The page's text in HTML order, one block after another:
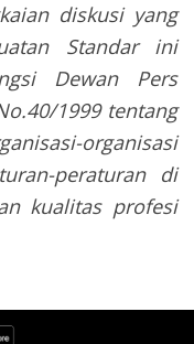
diskusi yang
Standar ini
Dewan Pers
1999 tentang
organisasi
peraturan di
kualitas profesi